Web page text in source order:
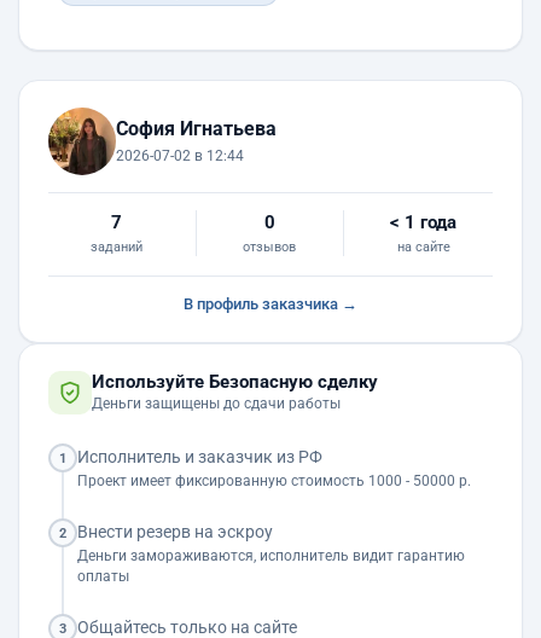
София Игнатьева
2026-07-02 в 12:44
7
заданий
0
отзывов
< 1 года
на сайте
В профиль заказчика →
Используйте Безопасную сделку
Деньги защищены до сдачи работы
1 Исполнитель и заказчик из РФ
Проект имеет фиксированную стоимость 1000 - 50000 р.
2 Внести резерв на эскроу
Деньги замораживаются, исполнитель видит гарантию
оплаты
3 Общайтесь только на сайте